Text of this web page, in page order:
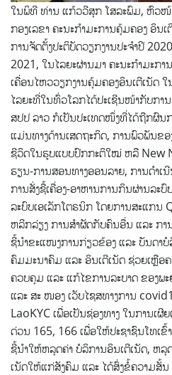
ໃນພິທີ ທ່ານ ແກ້ວວີສຸກ ໂສລະພົມ, ຫົວໜ້
ກອງເລຂາ ຄະນະກຳມະການຄຸ້ມຄອງ ອິນ
ການຈັດຕັ້ງປະຕິບັດວຽກງານປະຈຳປີ
2021, ໃນໄລຍະຜ່ານມາ ຄະນະກໍາມະກ
ເຄື່ອນໄຫວວຽກງານຄຸ້ມຄອງອິນເຕີເນັດ ໃ
ໄລຍະທີ່ໃນທົ່ວໂລກໄດ້ປະເຊີນໜ້າກັບກາ
ສປປ ລາວ ກໍເປັນປະເທດໜຶ່ງທີ່ໄດ້ຖືກຜົນກ
ແມ່ນທາງດ້ານເສດຖະກິດ, ການພົວພັນຂ
ຊີວິດໃນຮູບແບບປົກກະຕິໃໝ່ ຫລື New
ຮຽນ-ການສອນທາງອອນລາຍ, ການດຳເ
ການສັ່ງຊື້ເຄື່ອງ-ອາຫານການກິນຜ່ານລະ
ລະບົບເອເລັກໂຕຣນິກ ໂດຍການສະແກນ
ຫລີກລ່ຽງ ການສຳຜັດກັບຄົນອື່ນ ແລະ ກ
ຊີ້ນຳຂະແໜງການກ່ຽວຂ້ອງ ແລະ ບັນດາ
ຄົມມະນາຄົມ ແລະ ອິນເຕີເນັດ ຊ່ວຍເຫຼືອຄ
ຄວບຄຸມ ແລະ ແກ້ໄຂການລະບາດ ຂອງພ
ແລະ ສະ ໜອງ ເວັບໄຊສທາງການ
LaoKYC ເພື່ອເປັນຊ່ອງທາງ ໃນການເ
ດ່ວນ 165, 166 ເພື່ອໃຫ້ປະຊາຊົນໂທເ
ຊີ້ນຳໃຫ້ຫລຸດຄ່າ ບໍລິການອິນເຕີເນັດ, ຫລຸ
ເນັດໃຫ້ແກ່ສັງຄົມ ແລະ ໄດ້ສົ່ງຂໍ້ຄວາມສັ້ນ